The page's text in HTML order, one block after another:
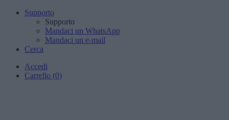
Supporto
Supporto
Mandaci un WhatsApp
Mandaci un e-mail
Cerca
Accedi
Carrello (0)